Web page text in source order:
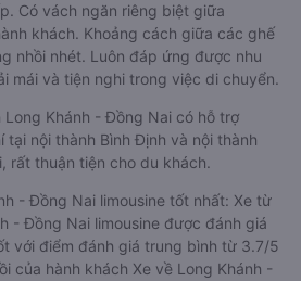
Có vách ngăn riêng biệt giữa
khách. Khoảng cách giữa các ghế
nhồi nhét. Luôn đáp ứng được nhu
mái và tiện nghi trong việc di chuyển.
Khánh - Đồng Nai có hỗ trợ
tại nội thành Bình Định và nội thành
rất thuận tiện cho du khách.
- Đồng Nai limousine tốt nhất: Xe từ
- Đồng Nai limousine được đánh giá
với điểm đánh giá trung bình từ 3.7/5
của hành khách Xe về Long Khánh -